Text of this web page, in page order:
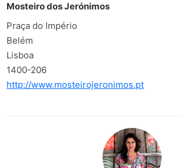
Mosteiro dos Jerónimos
Praça do Império
Belém
Lisboa
1400-206
http://www.mosteirojeronimos.pt